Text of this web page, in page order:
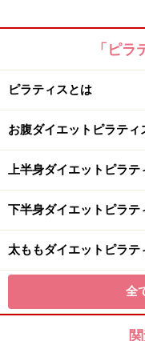
「ピ
ピラティスとは
お腹ダイエットピラティ
上半身ダイエットピラテ
下半身ダイエットピラテ
太ももダイエットピラテ
全